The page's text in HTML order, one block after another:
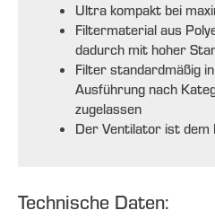
Ultra kompakt bei
Filtermaterial aus
dadurch mit hoher
Filter standardmäßig
Ausführung nach
zugelassen
Der Ventilator ist
Technische Daten: